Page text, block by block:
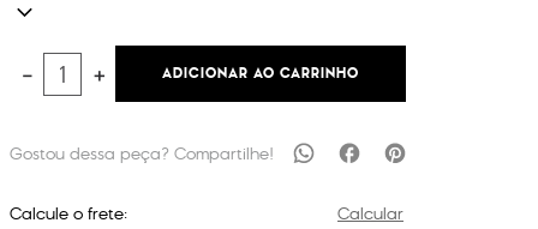
＋
－ ADICIONAR AO CARRINHO
Calcule o frete: Calcular